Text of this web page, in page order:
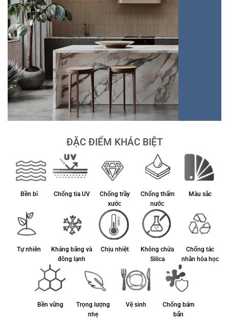
ĐẶC ĐIỂM KHÁC BIỆT
Bền bỉ Chống tia UV
Chống trầy
xước
Chống thấm
nước
Màu sắc
Tự nhiên
Kháng băng và
đông lạnh
Chịu nhiệt
Không chứa
Silica
Chống tác
nhân hóa học
Bền vững
Trọng lượng
nhẹ
Vệ sinh
Chống bám
bẩn